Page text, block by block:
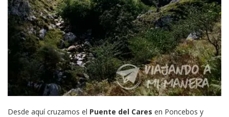
Desde aquí cruzamos el Puente del Cares en Poncebos y